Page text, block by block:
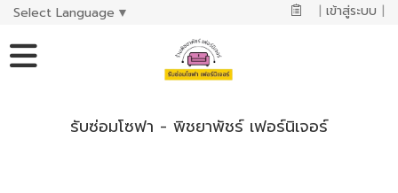
Select Language ▼ | เข้าสู่ระบบ |
รับซ่อมโซฟา - พิชยาพัชร์ เฟอร์นิเจอร์